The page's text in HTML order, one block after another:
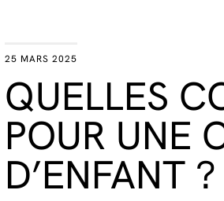
25 MARS 2025
QUELLES
POUR UNE
D’ENFANT ?